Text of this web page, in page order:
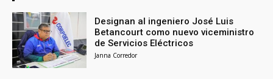
Designan al ingeniero José Luis
Betancourt como nuevo viceministro
de Servicios Eléctricos
Janna Corredor